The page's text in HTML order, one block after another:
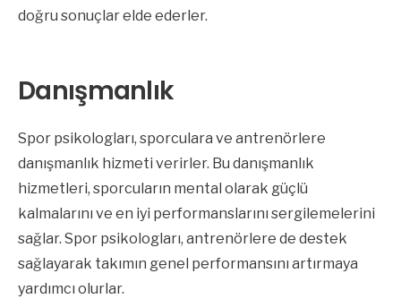
doğru sonuçlar elde ederler.
Danışmanlık
Spor psikologları, sporculara ve antrenörlere
danışmanlık hizmeti verirler. Bu danışmanlık
hizmetleri, sporcuların mental olarak güçlü
kalmalarını ve en iyi performanslarını sergilemelerini
sağlar. Spor psikologları, antrenörlere de destek
sağlayarak takımın genel performansını artırmaya
yardımcı olurlar.